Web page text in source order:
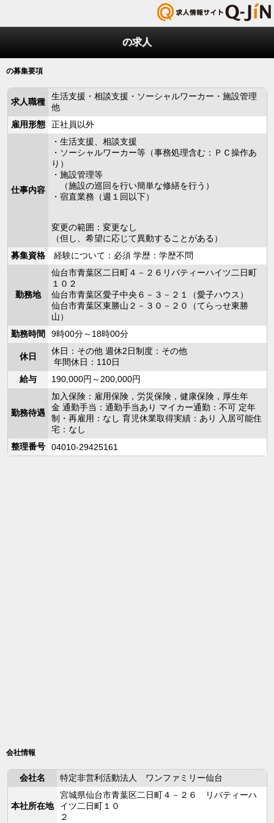
の求人
の募集要項
求人職種
生活支援・相談支援・ソーシャルワーカー・施設管理
他
雇用形態
正社員以外
仕事内容
・生活支援、相談支援
・ソーシャルワーカー等（事務処理含む：ＰＣ操作あ
り）
・施設管理等
（施設の巡回を行い簡単な修繕を行う）
・宿直業務（週１回以下）
変更の範囲：変更なし
（但し、希望に応じて異動することがある）
募集資格
経験について：必須 学歴：学歴不問
勤務地
仙台市青葉区二日町４－２６リバティーハイツ二日町
１０２
仙台市青葉区愛子中央６－３－２１（愛子ハウス）
仙台市青葉区東勝山２－３０－２０（てらっせ東勝
山）
勤務時間
9時00分～18時00分
休日
休日：その他 週休2日制度：その他
年間休日：110日
給与
190,000円～200,000円
勤務待遇
加入保険：雇用保険，労災保険，健康保険，厚生年
金 通勤手当：通勤手当あり マイカー通勤：不可 定年
制・再雇用：なし 育児休業取得実績：あり 入居可能住
宅：なし
整理番号
04010-29425161
会社情報
会社名 特定非営利活動法人 ワンファミリー仙台
本社所在地
宮城県仙台市青葉区二日町４－２６ リバティーハ
イツ二日町１０
２